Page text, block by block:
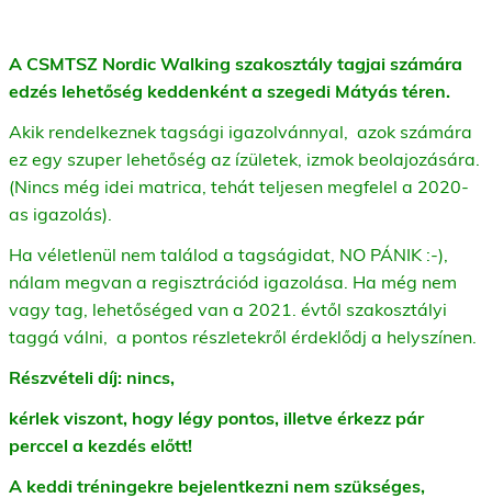
A CSMTSZ Nordic Walking szakosztály tagjai számára
edzés lehetőség keddenként a szegedi Mátyás téren.
Akik rendelkeznek tagsági igazolvánnyal, azok számára
ez egy szuper lehetőség az ízületek, izmok beolajozására.
(Nincs még idei matrica, tehát teljesen megfelel a 2020-
as igazolás).
Ha véletlenül nem találod a tagságidat, NO PÁNIK :-),
nálam megvan a regisztrációd igazolása. Ha még nem
vagy tag, lehetőséged van a 2021. évtől szakosztályi
taggá válni, a pontos részletekről érdeklődj a helyszínen.
Részvételi díj: nincs,
kérlek viszont, hogy légy pontos, illetve érkezz pár
perccel a kezdés előtt!
A keddi tréningekre bejelentkezni nem szükséges,